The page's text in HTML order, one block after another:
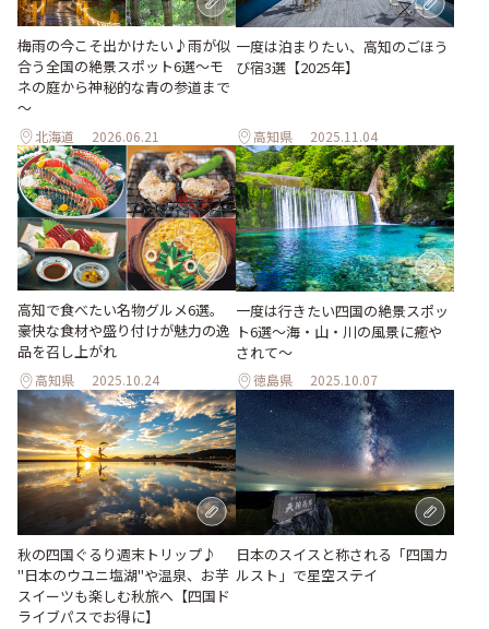
梅雨の今こそ出かけたい♪雨が似
合う全国の絶景スポット6選～モ
ネの庭から神秘的な青の参道まで
～
北海道 2026.06.21
一度は泊まりたい、高知のごほう
び宿3選【2025年】
高知県 2025.11.04
高知で食べたい名物グルメ6選。
豪快な食材や盛り付けが魅力の逸
品を召し上がれ
高知県 2025.10.24
一度は行きたい四国の絶景スポッ
ト6選〜海・山・川の風景に癒や
されて〜
徳島県 2025.10.07
秋の四国ぐるり週末トリップ♪
"日本のウユニ塩湖"や温泉、お芋
スイーツも楽しむ秋旅へ【四国ド
ライブパスでお得に】
日本のスイスと称される「四国カ
ルスト」で星空ステイ